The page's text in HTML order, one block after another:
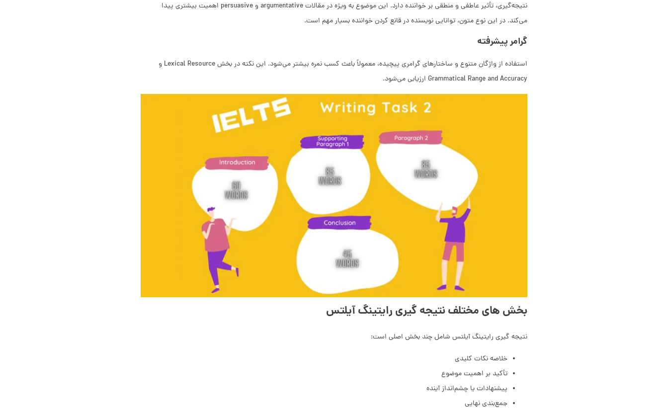
نتیجه‌گیری، تأثیر عاطفی و منطقی بر خواننده دارد. این موضوع به ویژه در مقالات argumentative و persuasive اهمیت بیشتری پیدا
می‌کند. در این نوع متون، توانایی نویسنده در قانع کردن خواننده بسیار مهم است.
گرامر پیشرفته
استفاده از واژگان متنوع و ساختارهای گرامری پیچیده، معمولاً باعث کسب نمره بیشتر می‌شود. این نکته در بخش Lexical Resource و
Grammatical Range and Accuracy ارزیابی می‌شود.
بخش های مختلف نتیجه گیری رایتینگ آیلتس
نتیجه گیری رایتینگ آیلتس شامل چند بخش اصلی است:
خلاصه نکات کلیدی
تأکید بر اهمیت موضوع
پیشنهادات یا چشم‌انداز آینده
جمع‌بندی نهایی